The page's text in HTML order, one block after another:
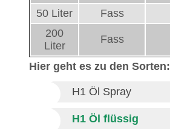
50 Liter Fass
200
Liter
Fass
Hier geht es zu den Sorten:
H1 Öl Spray
H1 Öl flüssig